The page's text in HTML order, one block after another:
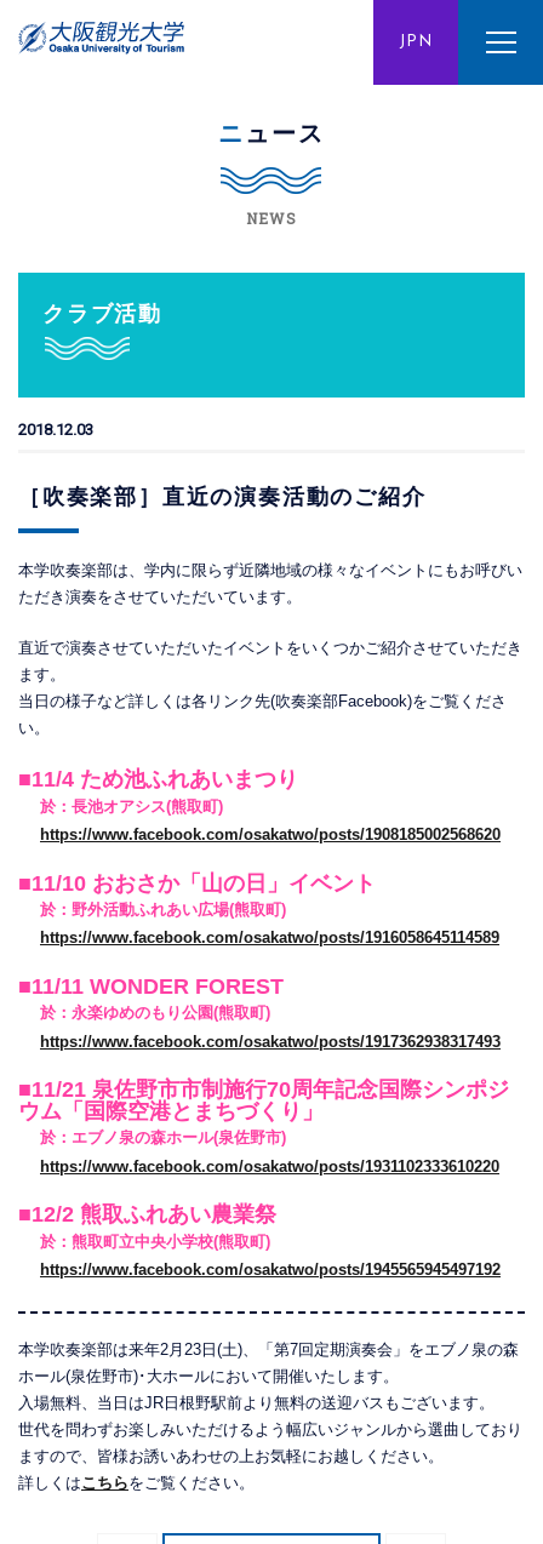
JPN
ENG CHN
ニュース
NEWS
クラブ活動
2018.12.03
［吹奏楽部］直近の演奏活動のご紹介
本学吹奏楽部は、学内に限らず近隣地域の様々なイベントにもお呼びい
ただき演奏をさせていただいています。
直近で演奏させていただいたイベントをいくつかご紹介させていただき
ます。
当日の様子など詳しくは各リンク先(吹奏楽部Facebook)をご覧くださ
い。
■11/4 ため池ふれあいまつり
於：長池オアシス(熊取町)
https://www.facebook.com/osakatwo/posts/1908185002568620
■11/10 おおさか「山の日」イベント
於：野外活動ふれあい広場(熊取町)
https://www.facebook.com/osakatwo/posts/1916058645114589
■11/11 WONDER FOREST
於：永楽ゆめのもり公園(熊取町)
https://www.facebook.com/osakatwo/posts/1917362938317493
■11/21 泉佐野市市制施行70周年記念国際シンポジ
ウム「国際空港とまちづくり」
於：エブノ泉の森ホール(泉佐野市)
https://www.facebook.com/osakatwo/posts/1931102333610220
■12/2 熊取ふれあい農業祭
於：熊取町立中央小学校(熊取町)
https://www.facebook.com/osakatwo/posts/1945565945497192
本学吹奏楽部は来年2月23日(土)、「第7回定期演奏会」をエブノ泉の森
ホール(泉佐野市)･大ホールにおいて開催いたします。
入場無料、当日はJR日根野駅前より無料の送迎バスもございます。
世代を問わずお楽しみいただけるよう幅広いジャンルから選曲しており
ますので、皆様お誘いあわせの上お気軽にお越しください。
詳しくはこちらをご覧ください。